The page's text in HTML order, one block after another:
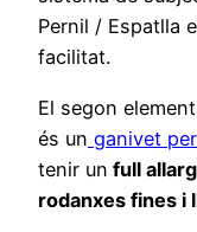
Pernil / Espatlla
facilitat.
El segon
és un ganivet
tenir un full
rodanxes fines i